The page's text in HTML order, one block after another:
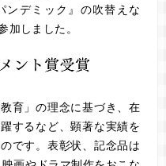
デミック』の吹替えな
加しました。
育」の理念に基づき、在
するなど、顕著な実績を
です。表彰状、記念品は